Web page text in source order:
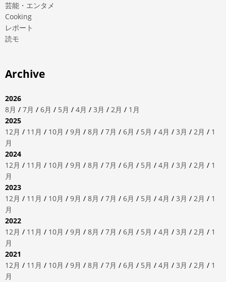
芸能・エンタメ
Cooking
レポート
読モ
Archive
2026
8月 / 7月 / 6月 / 5月 / 4月 / 3月 / 2月 / 1月
2025
12月 / 11月 / 10月 / 9月 / 8月 / 7月 / 6月 / 5月 / 4月 / 3月 / 2月 / 1
月
2024
12月 / 11月 / 10月 / 9月 / 8月 / 7月 / 6月 / 5月 / 4月 / 3月 / 2月 / 1
月
2023
12月 / 11月 / 10月 / 9月 / 8月 / 7月 / 6月 / 5月 / 4月 / 3月 / 2月 / 1
月
2022
12月 / 11月 / 10月 / 9月 / 8月 / 7月 / 6月 / 5月 / 4月 / 3月 / 2月 / 1
月
2021
12月 / 11月 / 10月 / 9月 / 8月 / 7月 / 6月 / 5月 / 4月 / 3月 / 2月 / 1
月